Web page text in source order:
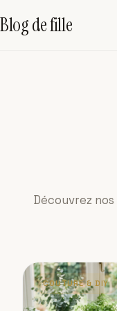
Blog de fille
Découvrez nos
COUTURE & DIY